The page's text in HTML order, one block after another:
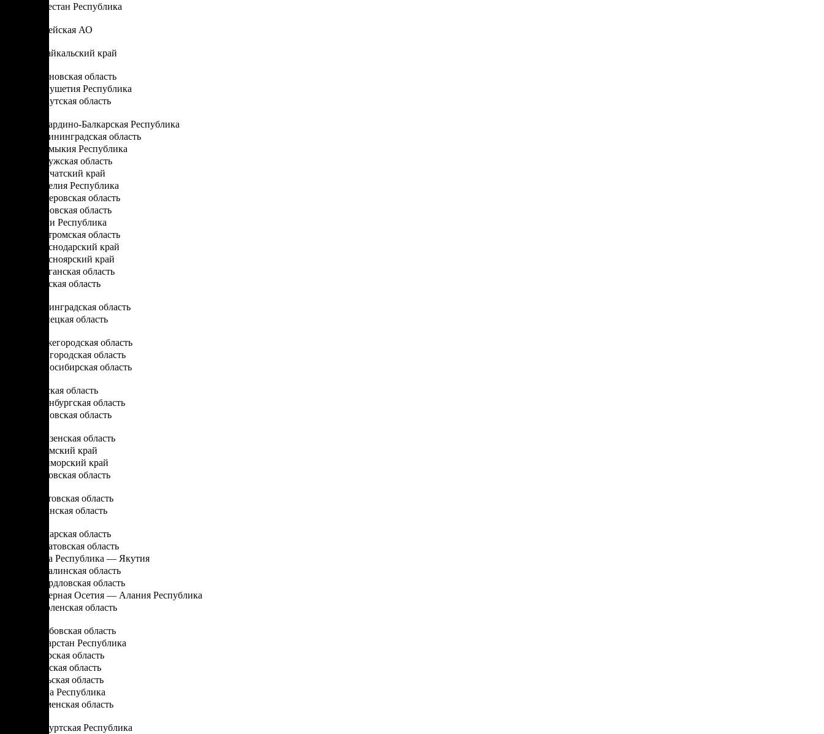
Дагестан Республика
Еврейская АО
Забайкальский край
Ивановская область
Ингушетия Республика
Иркутская область
Кабардино-Балкарская Республика
Калининградская область
Калмыкия Республика
Калужская область
Камчатский край
Карелия Республика
Кемеровская область
Кировская область
Коми Республика
Костромская область
Краснодарский край
Красноярский край
Курганская область
Курская область
Ленинградская область
Липецкая область
Нижегородская область
Новгородская область
Новосибирская область
Омская область
Оренбургская область
Орловская область
Пензенская область
Пермский край
Приморский край
Псковская область
Ростовская область
Рязанская область
Самарская область
Саратовская область
Саха Республика — Якутия
Сахалинская область
Свердловская область
Северная Осетия — Алания Республика
Смоленская область
Тамбовская область
Татарстан Республика
Тверская область
Томская область
Тульская область
Тыва Республика
Тюменская область
Удмуртская Республика